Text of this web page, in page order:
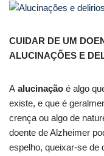
CUIDAR DE UM
ALUCINAÇÕES E
A alucinação é algo
existe, e que é
crença ou algo de
doente de Alzheimer
espelho, queixar-se de